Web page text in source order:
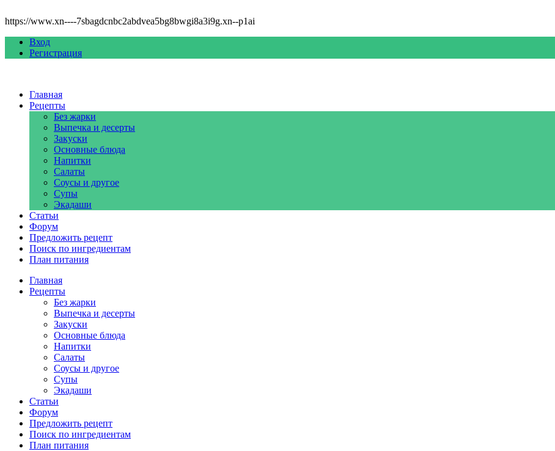
https://www.xn----7sbagdcnbc2abdvea5bg8bwgi8a3i9g.xn--p1ai
Вход
Регистрация
Главная
Рецепты
Без жарки
Выпечка и десерты
Закуски
Основные блюда
Напитки
Салаты
Соусы и другое
Супы
Экадаши
Статьи
Форум
Предложить рецепт
Поиск по ингредиентам
План питания
Главная
Рецепты
Без жарки
Выпечка и десерты
Закуски
Основные блюда
Напитки
Салаты
Соусы и другое
Супы
Экадаши
Статьи
Форум
Предложить рецепт
Поиск по ингредиентам
План питания